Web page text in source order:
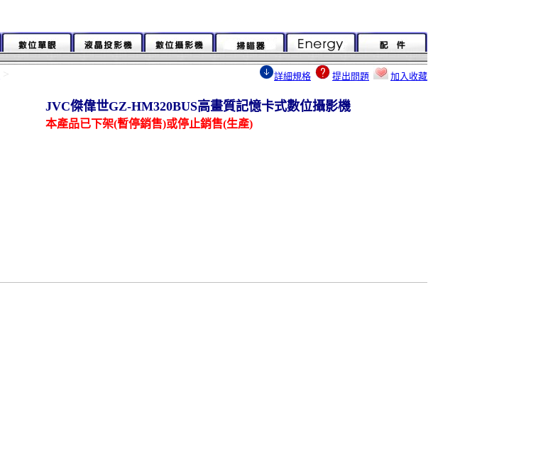
> 詳細規格 提出問題 加入收藏
JVC傑偉世GZ-HM320BUS高畫質記憶卡式數位攝影機
本產品已下架(暫停銷售)或停止銷售(生產)